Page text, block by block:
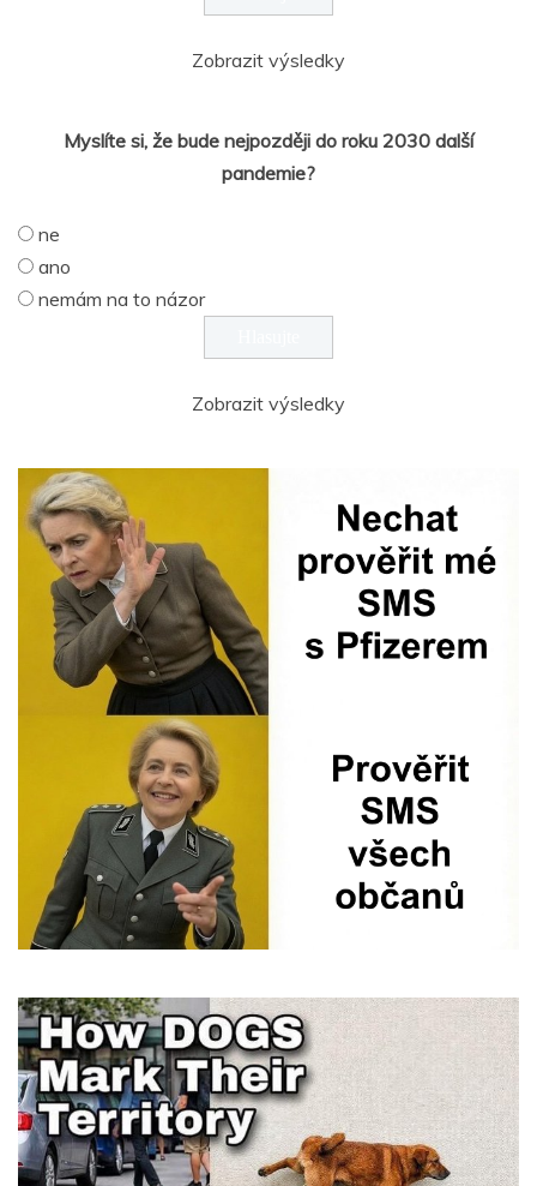
Zobrazit výsledky
Myslíte si, že bude nejpozději do roku 2030 další
pandemie?
ne
ano
nemám na to názor
Zobrazit výsledky